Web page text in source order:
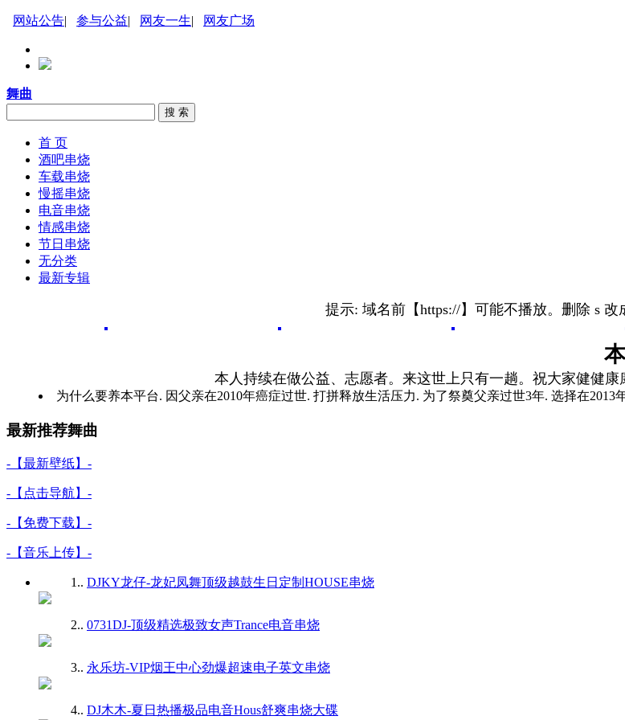
网站公告| 参与公益| 网友一生| 网友广场
舞曲
搜 索
首 页
酒吧串烧
车载串烧
慢摇串烧
电音串烧
情感串烧
节日串烧
无分类
最新专辑
提示: 域名前【https://】可能不播放。删除 s 改
本站
本人持续在做公益、志愿者。来这世上只有一趟。祝大家健健
为什么要养本平台. 因父亲在2010年癌症过世. 打拼释放生活压力. 为了祭奠父亲过世3年. 选择在
最新推荐舞曲
-【最新壁纸】-
-【点击导航】-
-【免费下载】-
-【音乐上传】-
1.. DJKY龙仔-龙妃凤舞顶级越鼓生日定制HOUSE串烧
2.. 0731DJ-顶级精选极致女声Trance电音串烧
3.. 永乐坊-VIP烟王中心劲爆超速电子英文串烧
4.. DJ木木-夏日热播极品电音Hous舒爽串烧大碟